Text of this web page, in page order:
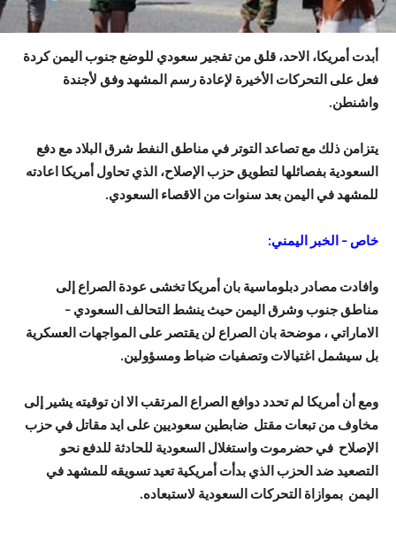
أبدت أمريكا، الاحد، قلق من تفجير سعودي للوضع جنوب اليمن كردة
فعل على التحركات الأخيرة لإعادة رسم المشهد وفق لأجندة
واشنطن.
يتزامن ذلك مع تصاعد التوتر في مناطق النفط شرق البلاد مع دفع
السعودية بفصائلها لتطويق حزب الإصلاح، الذي تحاول أمريكا اعادته
للمشهد في اليمن بعد سنوات من الاقصاء السعودي.
خاص – الخبر اليمني:
وافادت مصادر دبلوماسية بان أمريكا تخشى عودة الصراع إلى
مناطق جنوب وشرق اليمن حيث ينشط التحالف السعودي –
الاماراتي ، موضحة بان الصراع لن يقتصر على المواجهات العسكرية
بل سيشمل اغتيالات وتصفيات ضباط ومسؤولين.
ومع أن أمريكا لم تحدد دوافع الصراع المرتقب الا ان توقيته يشير إلى
مخاوف من تبعات مقتل ضابطين سعوديين على ايد مقاتل في حزب
الإصلاح في حضرموت واستغلال السعودية للحادثة للدفع نحو
التصعيد ضد الحزب الذي بدأت أمريكية تعيد تسويقه للمشهد في
اليمن بموازاة التحركات السعودية لاستبعاده.